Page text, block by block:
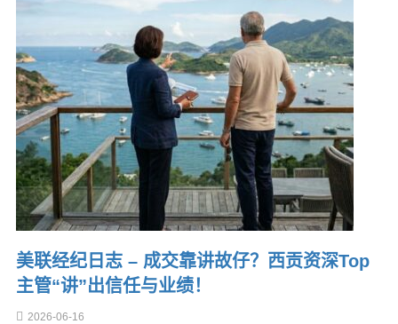
美联经纪日志 – 成交靠讲故仔？西贡资深Top
主管“讲”出信任与业绩！
2026-06-16